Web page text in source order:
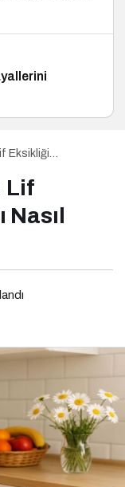
Eksikliği
Lif
Nasıl